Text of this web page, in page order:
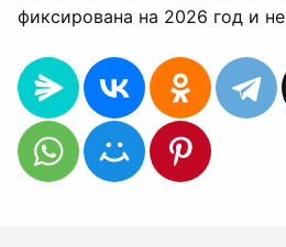
фиксирована на 2026 год и